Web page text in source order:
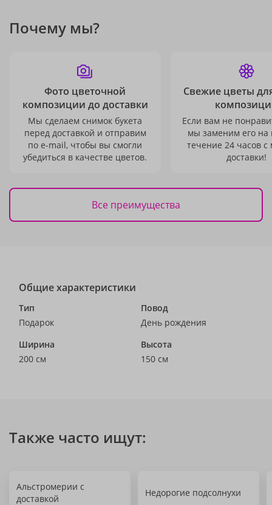
Почему мы?
Фото цветочной
композиции до доставки
Мы сделаем снимок букета
перед доставкой и отправим
по e-mail, чтобы вы смогли
убедиться в качестве цветов.
Свежие цветы
Если вам не
мы заменим его на
течение 24 часов с
доставки!
Все преимущества
Общие характеристики
Тип
Подарок
Повод
День рождения
Ширина
200 см
Высота
150 см
Также часто ищут:
Альстромерии с
доставкой
Недорогие подсолнухи